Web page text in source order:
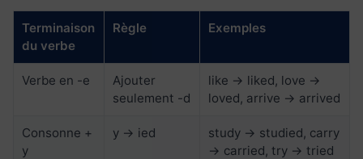
Terminaison
du verbe
Règle Exemples
Verbe en -e
Ajouter
seulement -d
like → liked, love →
loved, arrive → arrived
Consonne +
y
y → ied
study → studied, carry
→ carried, try → tried